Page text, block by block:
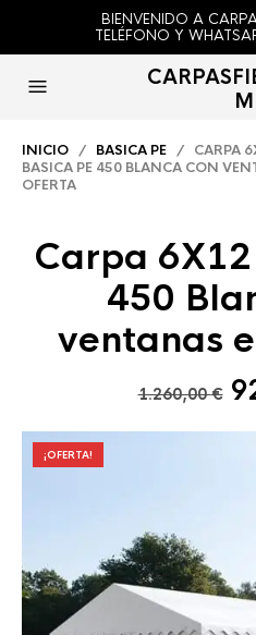
BIENVENIDO A
TELÉFONO Y
M
INICIO / BASICA PE / CARPA
BASICA PE 450 BLANCA CON
OFERTA
Carpa 6X12
450
ventanas
1.260,00€ El
¡OFERTA!